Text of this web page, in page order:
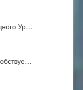
Ур…